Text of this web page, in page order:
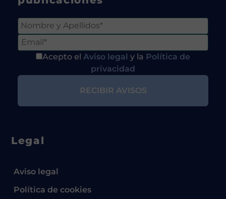
Acepto el Aviso legal y la Política de
privacidad
Legal
Aviso legal
Política de cookies